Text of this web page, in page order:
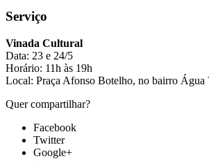
Serviço
Vinada Cultural
Data: 23 e 24/5
Horário: 11h às 19h
Local: Praça Afonso Botelho, no bairro Água
Quer compartilhar?
Facebook
Twitter
Google+